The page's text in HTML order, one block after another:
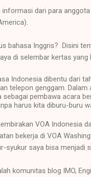
dari para
bahasa Inggris? Disini
di selembar kertas
Indonesia dibentu dari
telepon genggam.
pembawa acara
harus kita diburu-buru
VOA Indonesia
bekerja di VOA
syukur saya bisa menjadi
komunitas blog IMO,